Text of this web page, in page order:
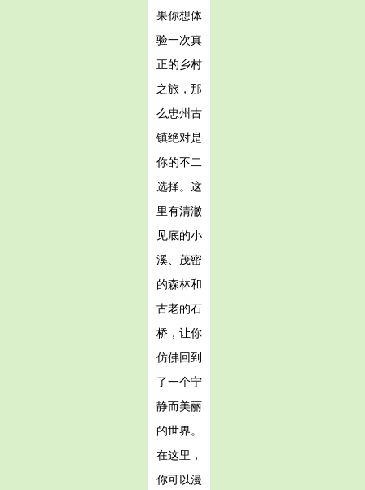
果你想体
验一次真
正的乡村
之旅，那
么忠州古
镇绝对是
你的不二
选择。这
里有清澈
见底的小
溪、茂密
的森林和
古老的石
桥，让你
仿佛回到
了一个宁
静而美丽
的世界。
在这里，
你可以漫